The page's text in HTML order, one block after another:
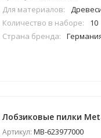
Для материалов:
Количество в наборе:
10
Страна бренда:
Лобзиковые пилки
Артикул: MB-623977000